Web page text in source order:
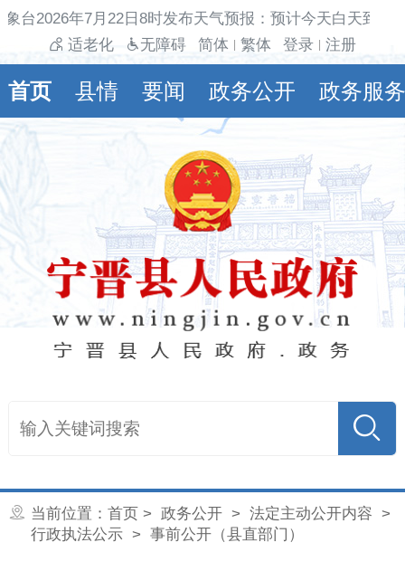
台2026年7月22日8时发布天气预报：预计今天白天到
适老化
无障碍 简体 繁体 登录 注册
首页 县情 要闻 政务公开 政务服务
当前位置： 首页 > 政务公开> 法定主动公开内容 >
行政执法公示> 事前公开（县直部门）